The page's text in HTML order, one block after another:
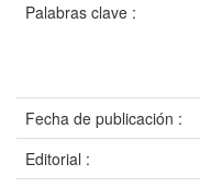
Palabras clave :
Fecha de publicación :
Editorial :